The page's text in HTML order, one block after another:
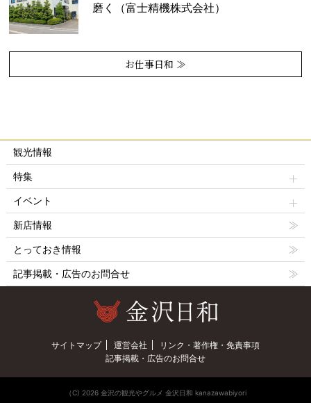
磨く（富士精機株式会社）
お仕事日和 ≫
観光情報
特集
イベント
新店情報
とっておき情報
記事掲載・広告のお問合せ
サイトマップ 運営会社
リンク・著作権・免責事項
記事掲載・広告のお問合せ
（C) 2026 金沢の観光やグルメ 金沢日和 kanazawabiyori